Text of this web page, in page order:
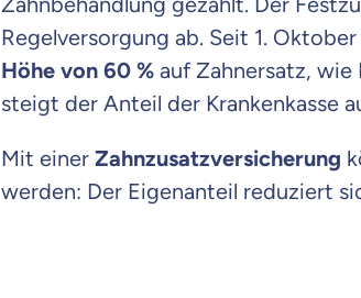
Regelversorgung ab. Seit 1.
Höhe von 60 % auf Zahnersatz,
steigt der Anteil der Krankenkasse
Mit einer Zahnzusatzversicherung
werden: Der Eigenanteil reduziert